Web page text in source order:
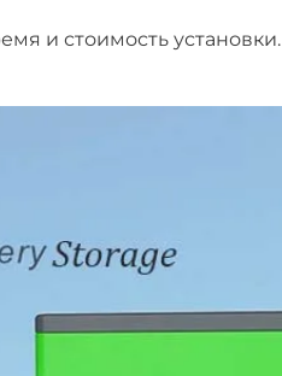
и стоимость установки.